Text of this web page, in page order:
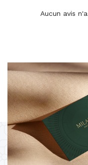
Aucun avis